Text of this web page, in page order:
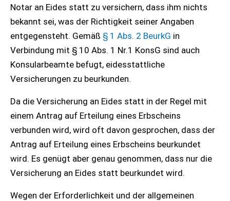
Notar an Eides statt zu versichern, dass ihm nichts
bekannt sei, was der Richtigkeit seiner Angaben
entgegensteht. Gemäß § 1 Abs. 2 BeurkG in
Verbindung mit § 10 Abs. 1 Nr.1 KonsG sind auch
Konsularbeamte befugt, eidesstattliche
Versicherungen zu beurkunden.
Da die Versicherung an Eides statt in der Regel mit
einem Antrag auf Erteilung eines Erbscheins
verbunden wird, wird oft davon gesprochen, dass der
Antrag auf Erteilung eines Erbscheins beurkundet
wird. Es genügt aber genau genommen, dass nur die
Versicherung an Eides statt beurkundet wird.
Wegen der Erforderlichkeit und der allgemeinen